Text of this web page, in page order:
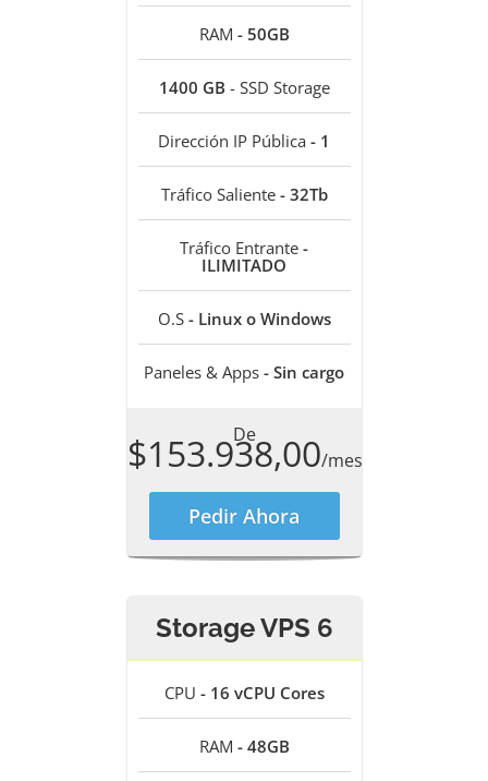
RAM - 50GB
1400 GB - SSD Storage
Dirección IP Pública - 1
Tráfico Saliente - 32Tb
Tráfico Entrante -
ILIMITADO
O.S - Linux o Windows
Paneles & Apps - Sin cargo
De
$153.938,00/mes
Pedir Ahora
Storage VPS 6
CPU - 16 vCPU Cores
RAM - 48GB